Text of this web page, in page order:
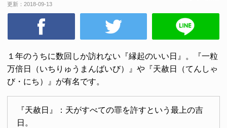
更新： 2018-09-13
１年のうちに数回しか訪れない『縁起のいい日』。『一粒
万倍日（いちりゅうまんばいび）』や『天赦日（てんしゃ
び・にち）』が有名です。
『天赦日』：天がすべての罪を許すという最上の吉
日。